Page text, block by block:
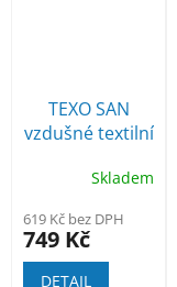
TEXO SAN
vzdušné textilní
S1
Skladem
619 Kč bez DPH
749 Kč
DETAIL